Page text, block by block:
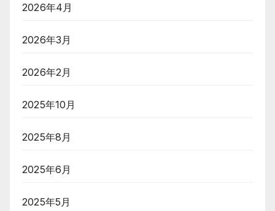
2026年4月
2026年3月
2026年2月
2025年10月
2025年8月
2025年6月
2025年5月